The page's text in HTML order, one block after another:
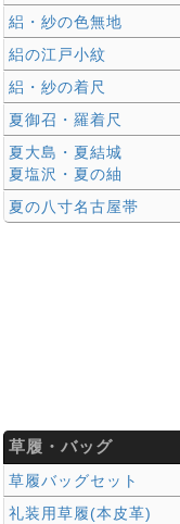
絽・紗の色無地
絽の江戸小紋
絽・紗の着尺
夏御召・羅着尺
夏大島・夏結城
夏塩沢・夏の紬
夏の八寸名古屋帯
草履・バッグ
草履バッグセット
礼装用草履(本皮革)